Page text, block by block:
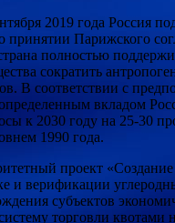
2019 года Россия
принятии Парижского
полностью
сократить
В соответствии с
вкладом
к 2030 году на 25-30
1990 года.
проект
и верификации
субъектов
торговли квотами